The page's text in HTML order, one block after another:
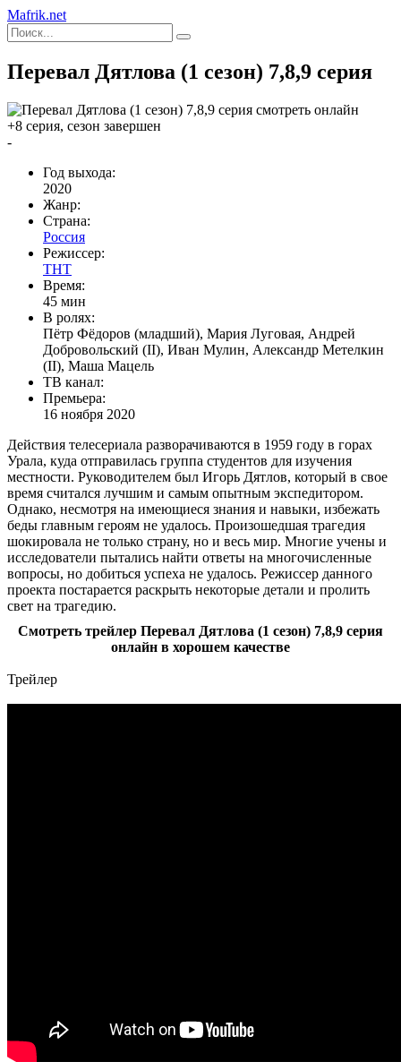
Mafrik.net
Перевал Дятлова (1 сезон) 7,8,9 серия
+8 серия, сезон завершен
-
Год выхода:
2020
Жанр:
Страна:
Россия
Режиссер:
ТНТ
Время:
45 мин
В ролях:
Пётр Фёдоров (младший), Мария Луговая, Андрей
Добровольский (II), Иван Мулин, Александр Метелкин
(II), Маша Мацель
ТВ канал:
Премьера:
16 ноября 2020
Действия телесериала разворачиваются в 1959 году в горах
Урала, куда отправилась группа студентов для изучения
местности. Руководителем был Игорь Дятлов, который в свое
время считался лучшим и самым опытным экспедитором.
Однако, несмотря на имеющиеся знания и навыки, избежать
беды главным героям не удалось. Произошедшая трагедия
шокировала не только страну, но и весь мир. Многие учены и
исследователи пытались найти ответы на многочисленные
вопросы, но добиться успеха не удалось. Режиссер данного
проекта постарается раскрыть некоторые детали и пролить
свет на трагедию.
Смотреть трейлер Перевал Дятлова (1 сезон) 7,8,9 серия
онлайн в хорошем качестве
Трейлер